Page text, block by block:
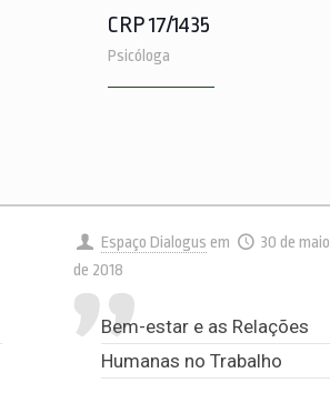
CRP 17/1435
Psicóloga
Espaço Dialogus em
30 de maio
de 2018
Bem-estar e as Relações
Humanas no Trabalho